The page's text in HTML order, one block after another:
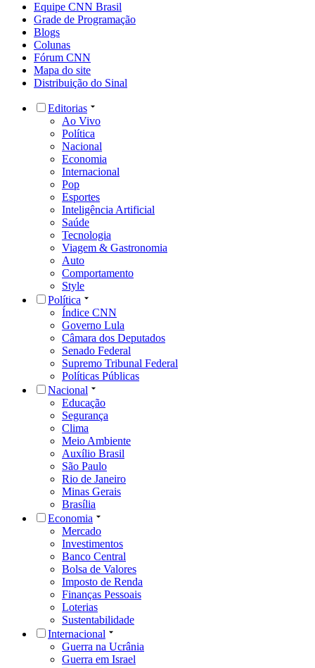
Equipe CNN Brasil
Grade de Programação
Blogs
Colunas
Fórum CNN
Mapa do site
Distribuição do Sinal
Editorias
Ao Vivo
Política
Nacional
Economia
Internacional
Pop
Esportes
Inteligência Artificial
Saúde
Tecnologia
Viagem & Gastronomia
Auto
Comportamento
Style
Política
Índice CNN
Governo Lula
Câmara dos Deputados
Senado Federal
Supremo Tribunal Federal
Políticas Públicas
Nacional
Educação
Segurança
Clima
Meio Ambiente
Auxílio Brasil
São Paulo
Rio de Janeiro
Minas Gerais
Brasília
Economia
Mercado
Investimentos
Banco Central
Bolsa de Valores
Imposto de Renda
Finanças Pessoais
Loterias
Sustentabilidade
Internacional
Guerra na Ucrânia
Guerra em Israel